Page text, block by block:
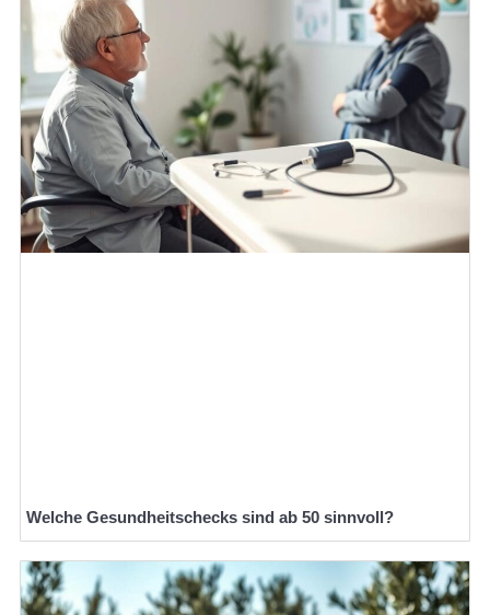
Welche Gesundheitschecks sind ab 50 sinnvoll?